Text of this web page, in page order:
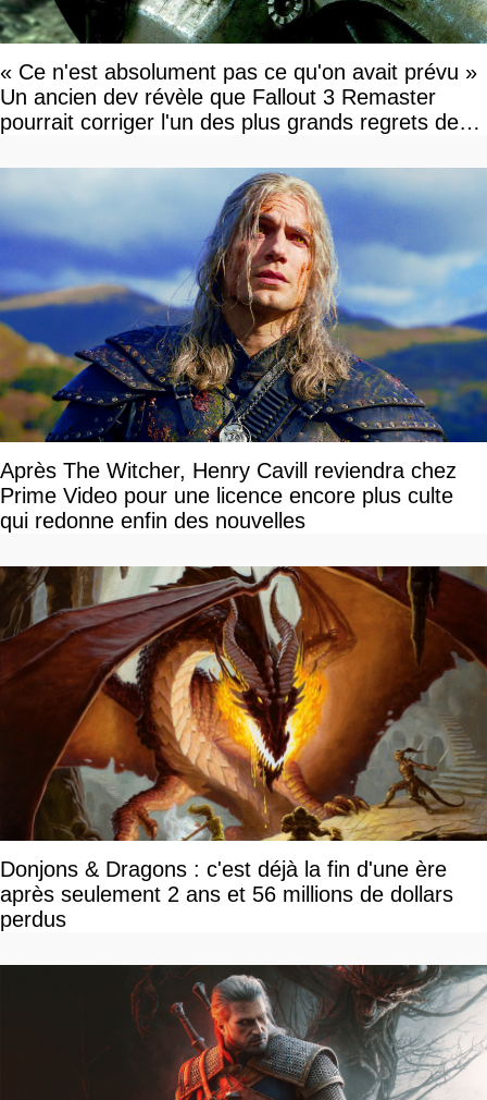
« Ce n'est absolument pas ce qu'on avait prévu »
Un ancien dev révèle que Fallout 3 Remaster
pourrait corriger l'un des plus grands regrets de
Après The Witcher, Henry Cavill reviendra chez
Prime Video pour une licence encore plus culte
qui redonne enfin des nouvelles
Donjons & Dragons : c'est déjà la fin d'une ère
après seulement 2 ans et 56 millions de dollars
perdus